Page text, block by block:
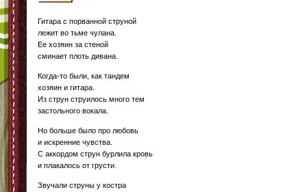
Гитара с порванной струной
лежит во тьме чулана.
Ее хозяин за стеной
сминает плоть дивана.
Когда-то были, как тандем
хозяин и гитара.
Из струн струилось много тем
застольного вокала.
Но больше было про любовь
и искренние чувства.
С аккордом струн бурлила кровь
и плакалось от грусти.
Звучали струны у костра